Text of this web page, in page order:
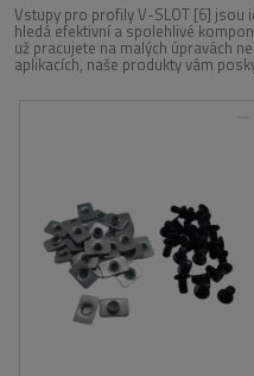
Vstupy pro profily V-SLOT [6] jsou
hledá efektivní a spolehlivé
už pracujete na malých úpravách
aplikacích, naše produkty vám